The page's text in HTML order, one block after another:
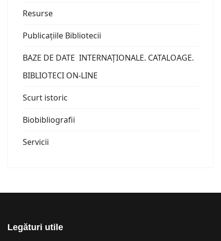
Resurse
Publicațiile Bibliotecii
BAZE DE DATE INTERNAȚIONALE. CATALOAGE.
BIBLIOTECI ON-LINE
Scurt istoric
Biobibliografii
Servicii
Legături utile